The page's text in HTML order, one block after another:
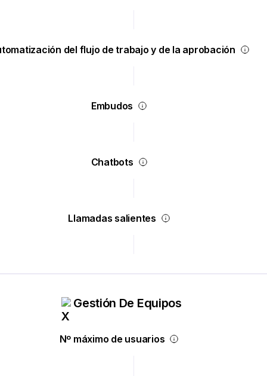
del flujo de trabajo y de la aprobación
Embudos
Chatbots
Llamadas salientes
Gestión De Equipos
Nº máximo de usuarios